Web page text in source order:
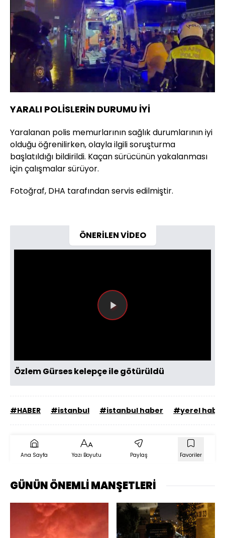
YARALI POLİSLERİN DURUMU İYİ
Yaralanan polis memurlarının sağlık durumlarının iyi
olduğu öğrenilirken, olayla ilgili soruşturma
başlatıldığı bildirildi. Kaçan sürücünün yakalanması
için çalışmalar sürüyor.
Fotoğraf, DHA tarafından servis edilmiştir.
ÖNERİLEN VİDEO
Videoyu
Özlem Gürses kelepçe ile götürüldü
#HABER #istanbul #istanbul haber #yerel haber
Ana Sayfa Yazı Boyutu Paylaş Favoriler
GÜNÜN ÖNEMLİ MANŞETLERİ